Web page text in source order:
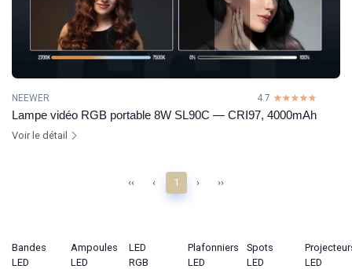
NEEWER 4.7 ☆☆☆☆☆
★★★★★
Lampe vidéo RGB portable 8W SL90C — CRI97, 4000mAh
Voir le détail
‹‹ ‹ 1 › ››
Bandes
LED
Ampoules
LED
LED
RGB
Plafonniers
LED
Spots
LED
LED